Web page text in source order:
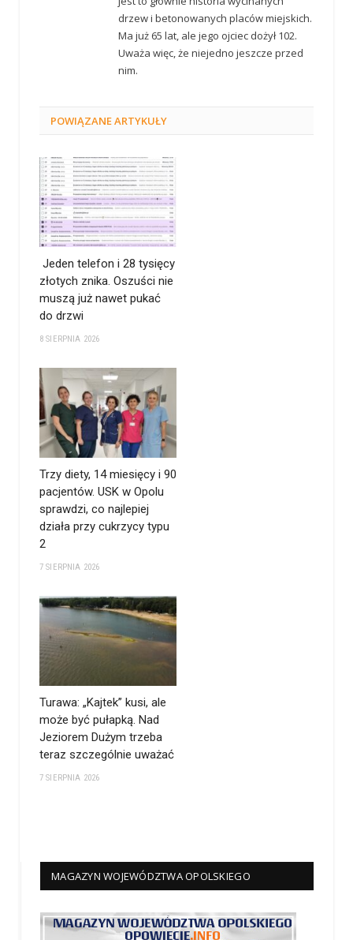
drzew i betonowanych placów miejskich.
Ma już 65 lat, ale jego ojciec dożył 102.
Uważa więc, że niejedno jeszcze przed
nim.
POWIĄZANEARTYKUŁY
Jeden telefon i 28 tysięcy
złotych znika. Oszuści nie
muszą już nawet pukać
do drzwi
8 SIERPNIA 2026
Trzy diety, 14 miesięcy i 90
pacjentów. USK w Opolu
sprawdzi, co najlepiej
działa przy cukrzycy typu
2
7 SIERPNIA 2026
Turawa: „Kajtek” kusi, ale
może być pułapką. Nad
Jeziorem Dużym trzeba
teraz szczególnie uważać
7 SIERPNIA 2026
MAGAZYN WOJEWÓDZTWA OPOLSKIEGO